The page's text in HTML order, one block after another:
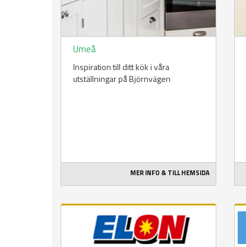
Umeå
Inspiration till ditt kök i våra
utställningar på Björnvägen
MER INFO & TILL HEMSIDA